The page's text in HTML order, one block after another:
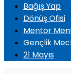
Bağış Yap
Dönüş Ofisi
Mentor
Gençlik
21 Mayıs